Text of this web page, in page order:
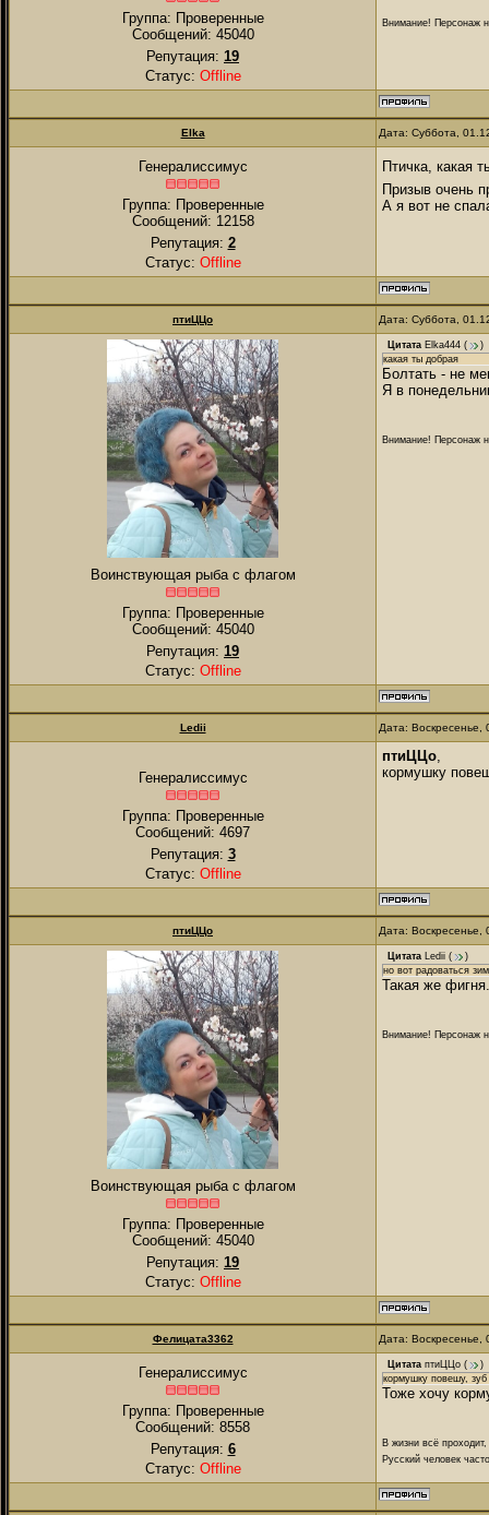
Группа: Проверенные
Сообщений: 45040
Репутация: 19
Статус: Offline
Внимание! Персонаж
Elka Дата: Суббота,
Генералиссимус
Группа: Проверенные
Сообщений: 12158
Репутация: 2
Статус: Offline
Птичка, какая
Призыв очень
А я вот не
птиЦЦо Дата: Суббота,
Воинствующая рыба с флагом
Группа: Проверенные
Сообщений: 45040
Репутация: 19
Статус: Offline
Цитата Elka444 (
)
какая ты добрая
Болтать - не
Я в
Внимание! Персонаж
Ledii Дата:
Генералиссимус
Группа: Проверенные
Сообщений: 4697
Репутация: 3
Статус: Offline
птиЦЦо,
кормушку
птиЦЦо Дата:
Воинствующая рыба с флагом
Группа: Проверенные
Сообщений: 45040
Репутация: 19
Статус: Offline
Цитата Ledii (
)
но вот радоваться
Такая же
Внимание! Персонаж
Фелицата3362 Дата:
Генералиссимус
Группа: Проверенные
Сообщений: 8558
Репутация: 6
Статус: Offline
Цитата птиЦЦо (
)
кормушку повешу,
Тоже хочу
В жизни всё
Русский человек